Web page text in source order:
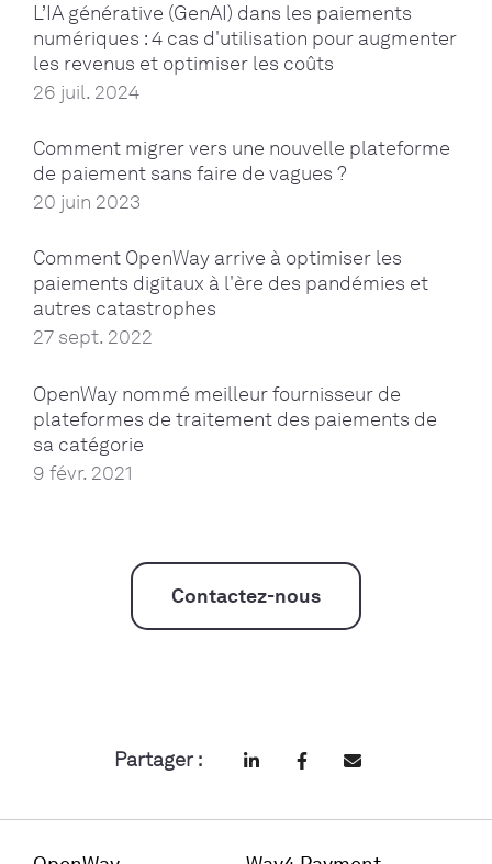
L’IA générative (GenAI) dans les paiements
numériques : 4 cas d'utilisation pour augmenter
les revenus et optimiser les coûts
26 juil. 2024
Comment migrer vers une nouvelle plateforme
de paiement sans faire de vagues ?
20 juin 2023
Comment OpenWay arrive à optimiser les
paiements digitaux à l'ère des pandémies et
autres catastrophes
27 sept. 2022
OpenWay nommé meilleur fournisseur de
plateformes de traitement des paiements de
sa catégorie
9 févr. 2021
Contactez-nous
Partager :